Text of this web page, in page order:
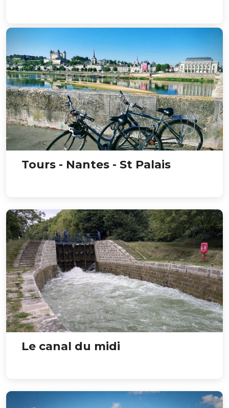
Tours - Nantes - St Palais
Le canal du midi